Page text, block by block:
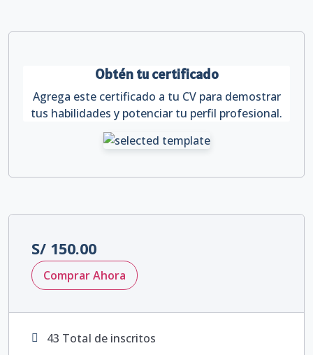
Obtén tu certificado
Agrega este certificado a tu CV para demostrar
tus habilidades y potenciar tu perfil profesional.
S/ 150.00
Comprar Ahora
43 TotaI de inscritos